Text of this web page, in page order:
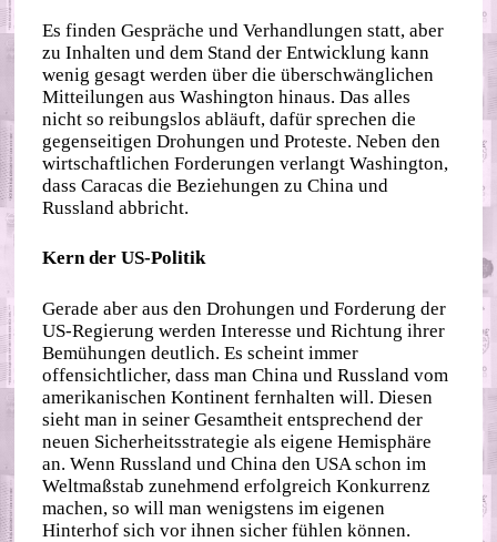
Es finden Gespräche und Verhandlungen statt, aber
zu Inhalten und dem Stand der Entwicklung kann
wenig gesagt werden über die überschwänglichen
Mitteilungen aus Washington hinaus. Das alles
nicht so reibungslos abläuft, dafür sprechen die
gegenseitigen Drohungen und Proteste. Neben den
wirtschaftlichen Forderungen verlangt Washington,
dass Caracas die Beziehungen zu China und
Russland abbricht.
Kern der US-Politik
Gerade aber aus den Drohungen und Forderung der
US-Regierung werden Interesse und Richtung ihrer
Bemühungen deutlich. Es scheint immer
offensichtlicher, dass man China und Russland vom
amerikanischen Kontinent fernhalten will. Diesen
sieht man in seiner Gesamtheit entsprechend der
neuen Sicherheitsstrategie als eigene Hemisphäre
an. Wenn Russland und China den USA schon im
Weltmaßstab zunehmend erfolgreich Konkurrenz
machen, so will man wenigstens im eigenen
Hinterhof sich vor ihnen sicher fühlen können.